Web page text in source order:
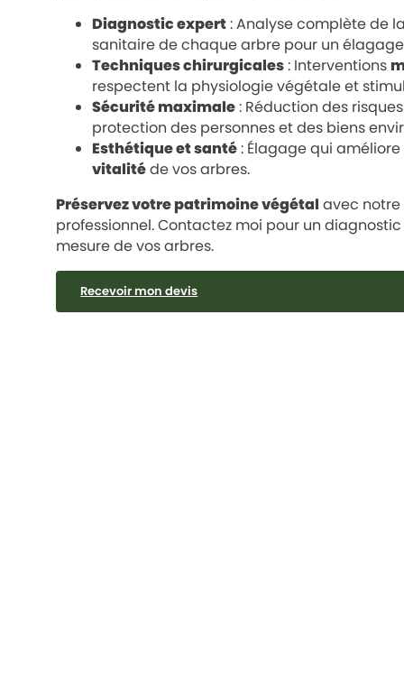
Diagnostic expert: Analyse complète de
sanitaire de chaque arbre pour un
Techniques chirurgicales: Interventions
respectent la physiologie végétale et
Sécurité maximale: Réduction des
protection des personnes et des biens
Esthétique et santé: Élagage qui
vitalitéde vos arbres.
Préservez votre patrimoine végétal avec notre
professionnel. Contactez moi pour un
mesure de vos arbres.
Recevoir mon devis